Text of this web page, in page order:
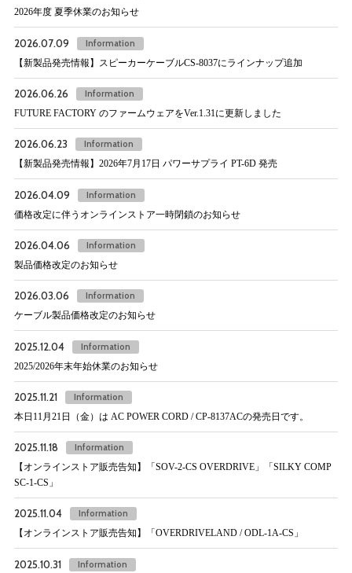
2026年度 夏季休業のお知らせ
2026.07.09
Information
【新製品発売情報】スピーカーケーブルCS-8037にラインナップ追加
2026.06.26
Information
FUTURE FACTORY のファームウェアをVer.1.31に更新しました
2026.06.23
Information
【新製品発売情報】2026年7月17日 パワーサプライ PT-6D 発売
2026.04.09
Information
価格改定に伴うオンラインストア一時閉鎖のお知らせ
2026.04.06
Information
製品価格改定のお知らせ
2026.03.06
Information
ケーブル製品価格改定のお知らせ
2025.12.04
Information
2025/2026年末年始休業のお知らせ
2025.11.21
Information
本日11月21日（金）は AC POWER CORD / CP-8137ACの発売日です。
2025.11.18
Information
【オンラインストア販売告知】「SOV-2-CS OVERDRIVE」「SILKY COMP
SC-1-CS」
2025.11.04
Information
【オンラインストア販売告知】「OVERDRIVELAND / ODL-1A-CS」
2025.10.31
Information